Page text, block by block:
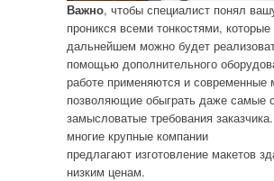
Важно, чтобы специалист понял
проникся всеми тонкостями, которые
дальнейшем можно будет
помощью дополнительного
работе применяются и современные
позволяющие обыграть даже самые
замысловатые требования
многие крупные компании
предлагают изготовление макетов
низким ценам.